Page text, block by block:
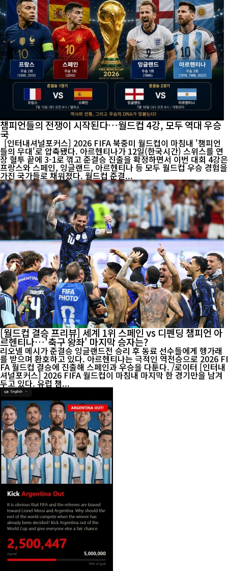
챔피언들의 전쟁이 시작된다…월드컵 4강, 모두 역대 우승
국
[인터내셔널포커스] 2026 FIFA 북중미 월드컵이 마침내 '챔피언
들의 무대'로 압축됐다. 아르헨티나가 12일(한국시간) 스위스를 연
장 혈투 끝에 3-1로 꺾고 준결승 진출을 확정하면서 이번 대회 4강은
프랑스와 스페인, 잉글랜드, 아르헨티나 등 모두 월드컵 우승 경험을
가진 국가들로 채워졌다. 월드컵 준결...
[월드컵 결승 프리뷰] 세계 1위 스페인 vs 디펜딩 챔피언 아
르헨티나…'축구 왕좌' 마지막 승자는?
리오넬 메시가 준결승 잉글랜드전 승리 후 동료 선수들에게 헹가래
를 받으며 환호하고 있다. 아르헨티나는 극적인 역전승으로 2026 FI
FA 월드컵 결승에 진출해 스페인과 우승을 다툰다. /로이터 [인터내
셔널포커스] 2026 FIFA 월드컵이 마침내 마지막 한 경기만을 남겨
두고 있다. 유럽 챔...